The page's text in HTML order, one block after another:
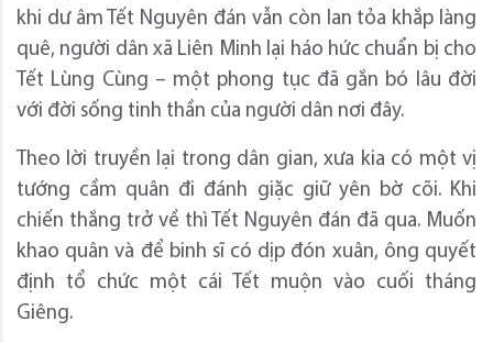
khi dư âm Tết Nguyên đán vẫn còn lan tỏa khắp làng
quê, người dân xã Liên Minh lại háo hức chuẩn bị cho
Tết Lùng Cùng – một phong tục đã gắn bó lâu đời
với đời sống tinh thần của người dân nơi đây.
Theo lời truyền lại trong dân gian, xưa kia có một vị
tướng cầm quân đi đánh giặc giữ yên bờ cõi. Khi
chiến thắng trở về thì Tết Nguyên đán đã qua. Muốn
khao quân và để binh sĩ có dịp đón xuân, ông quyết
định tổ chức một cái Tết muộn vào cuối tháng
Giêng.